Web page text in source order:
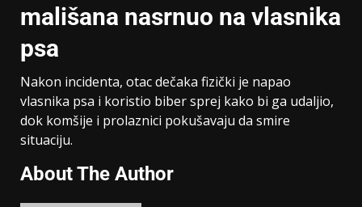
mališana nasrnuo na vlasnika
psa
Nakon incidenta, otac dečaka fizički je napao
vlasnika psa i koristio biber sprej kako bi ga udaljio,
dok komšije i prolaznici pokušavaju da smire
situaciju.
About The Author